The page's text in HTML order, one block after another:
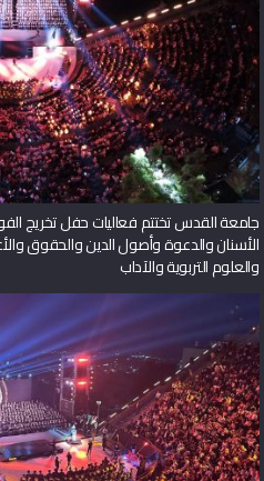
جامعة القدس تختتم فعاليات حفل تخريج
الأسنان والدعوة وأصول الدين والحقوق
والعلوم التربوية والآداب